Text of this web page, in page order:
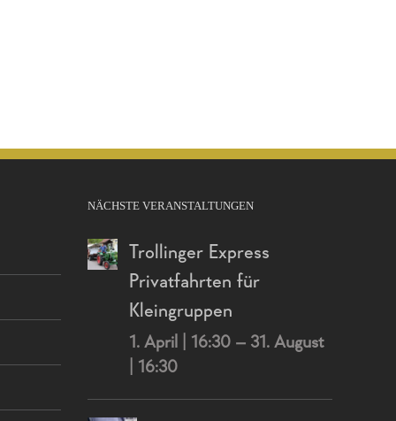
NÄCHSTE VERANSTALTUNGEN
Trollinger Express
Privatfahrten für
Kleingruppen
1. April | 16:30 – 31. August
| 16:30